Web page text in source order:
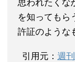
思われたくな
を知ってもら
許証のような
引用元： 週